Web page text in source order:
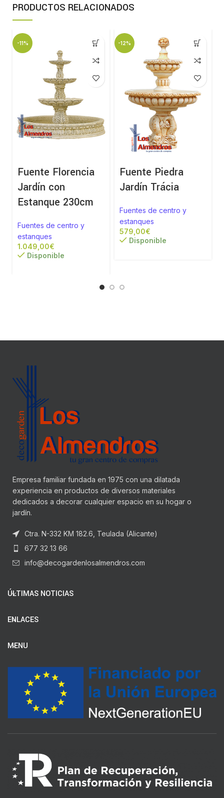
PRODUCTOS RELACIONADOS
-11%
Fuente Florencia
Jardín con
Estanque 230cm
Fuentes de centro y
estanques
€
Disponible
-12%
Fuente Piedra
Jardín Trácia
Fuentes de centro y
estanques
€
Disponible
Empresa familiar fundada en 1975 con una dilatada
experiencia en productos de diversos materiales
dedicados a decorar cualquier espacio en su hogar o
jardín.
Ctra. N-332 KM 182.6, Teulada (Alicante)
677 32 13 66
info@decogardenlosalmendros.com
ÚLTIMAS NOTICIAS
ENLACES
MENU